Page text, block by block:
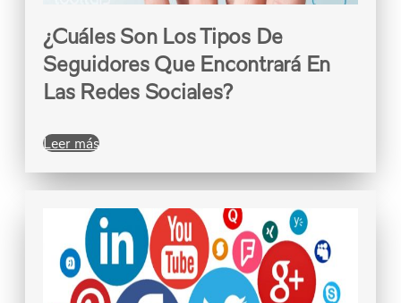
¿Cuáles Son Los Tipos De
Seguidores Que Encontrará En
Las Redes Sociales?
Leer más